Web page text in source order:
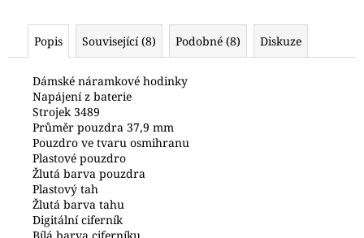
Popis Související (8) Podobné (8) Diskuze
Dámské náramkové hodinky
Napájení z baterie
Strojek 3489
Průměr pouzdra 37,9 mm
Pouzdro ve tvaru osmihranu
Plastové pouzdro
Žlutá barva pouzdra
Plastový tah
Žlutá barva tahu
Digitální ciferník
Bílá barva ciferníku
j
HODINKY
ORIENT
FETAC002W0
200